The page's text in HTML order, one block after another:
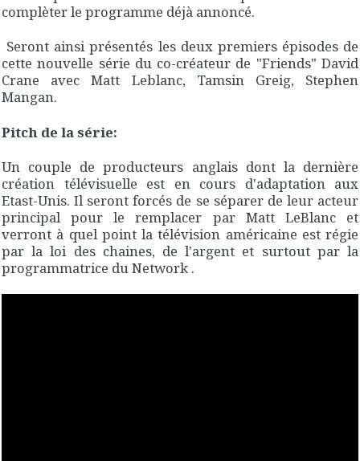
complèter le programme déjà annoncé.
Seront ainsi présentés les deux premiers épisodes de
cette nouvelle série du co-créateur de "Friends" David
Crane avec Matt Leblanc, Tamsin Greig, Stephen
Mangan.
Pitch de la série:
Un couple de producteurs anglais dont la dernière
création télévisuelle est en cours d'adaptation aux
Etast-Unis. Il seront forcés de se séparer de leur acteur
principal pour le remplacer par Matt LeBlanc et
verront à quel point la télévision américaine est régie
par la loi des chaines, de l'argent et surtout par la
programmatrice du Network .